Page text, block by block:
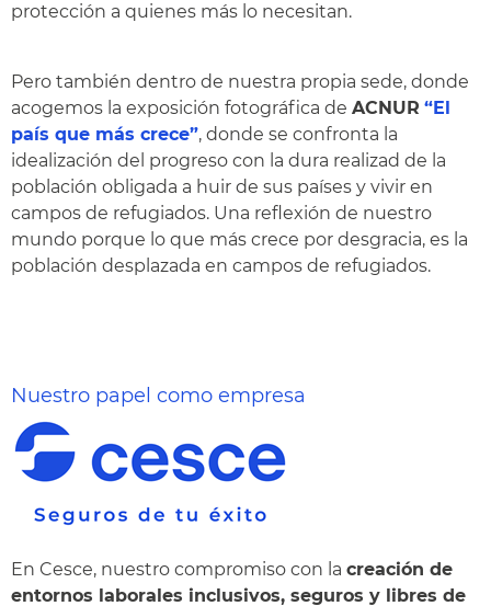
protección a quienes más lo necesitan.
Pero también dentro de nuestra propia sede, donde
acogemos la exposición fotográfica de ACNUR “El
país que más crece”, donde se confronta la
idealización del progreso con la dura realizad de la
población obligada a huir de sus países y vivir en
campos de refugiados. Una reflexión de nuestro
mundo porque lo que más crece por desgracia, es la
población desplazada en campos de refugiados.
Nuestro papel como empresa
En Cesce, nuestro compromiso con la creación de
entornos laborales inclusivos, seguros y libres de